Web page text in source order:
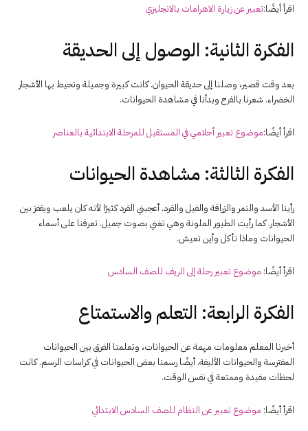
اقرأ أيضًا:تعبير عن زيارة الاهرامات بالانجليزي
الفكرة الثانية: الوصول إلى الحديقة
بعد وقت قصير، وصلنا إلى حديقة الحيوان. كانت كبيرة وجميلة وتحيط بها الأشجار
الخضراء. شعرنا بالفرح وبدأنا في مشاهدة الحيوانات.
اقرأ أيضًا:موضوع تعبير أحلامي في المستقبل للمرحلة الابتدائية بالعناصر
الفكرة الثالثة: مشاهدة الحيوانات
رأينا الأسد والنمر والزرافة والفيل والقرد. أعجبني القرد كثيرًا لأنه كان يلعب ويقفز بين
الأشجار. كما رأيت الطيور الملونة وهي تغني بصوت جميل. تعرفنا على أسماء
الحيوانات وماذا تأكل وأين تعيش.
اقرأ أيضًا: موضوع تعبير رحلة إلى الريف للصف السادس
الفكرة الرابعة: التعلم والاستمتاع
أخبرنا المعلم معلومات مهمة عن الحيوانات، وتعلمنا الفرق بين الحيوانات
المفترسة والحيوانات الأليفة. أيضًا رسمنا بعض الحيوانات في كراسات الرسم. كانت
لحظات مفيدة وممتعة في نفس الوقت.
اقرأ أيضًا: موضوع تعبير عن النظام للصف السادس الابتدائي